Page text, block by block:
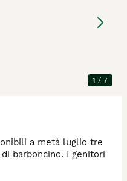
1 / 7
a metà luglio tre
barboncino. I genitori